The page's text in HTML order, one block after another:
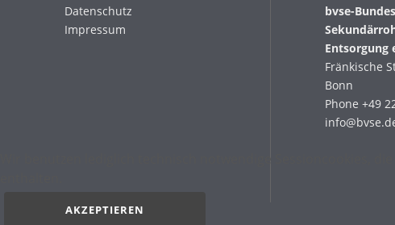
Datenschutz
Impressum
bvse-
Entsorgung
Fränkische
Bonn
Phone +49
Wir benutzen lediglich technisch notwendige Sessioncookies,
AKZEPTIEREN